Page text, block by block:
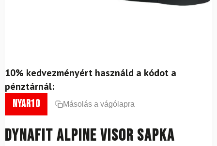
10% kedvezményért használd a kódot a
pénztárnál:
nyar10 Másolás a vágólapra
DYNAFIT Alpine Visor sapka